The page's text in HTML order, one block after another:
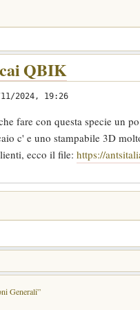
QBIK
2024, 19:26
fare con questa specie un
c' e uno stampabile 3D
ecco il file: https://
Generali”